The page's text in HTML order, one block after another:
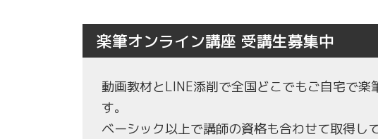
楽筆オンライン講座 受講生募集中
動画教材とLINE添削で全国どこでもご自宅で楽
す。
ベーシック以上で講師の資格も合わせて取得し